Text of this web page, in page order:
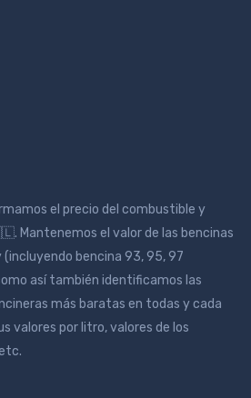
el precio del combustible y
Mantenemos el valor de las bencinas
bencina 93, 95, 97
así también identificamos las
más baratas en todas y cada
valores por litro, valores de los